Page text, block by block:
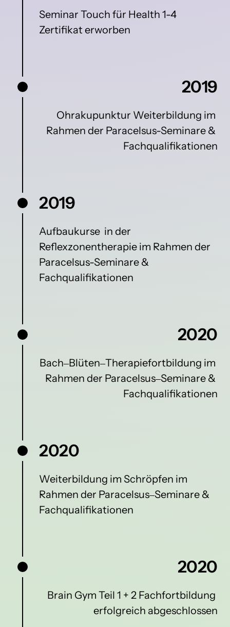
Seminar Touch für Health 1-4
Zertifikat erworben
2019
Ohrakupunktur Weiterbildung im
Rahmen der Paracelsus-Seminare &
Fachqualifikationen
2019
Aufbaukurse  in der
Reflexzonentherapie im Rahmen der
Paracelsus-Seminare &
Fachqualifikationen
2020
Bach‒Blüten‒Therapiefortbildung
Rahmen der Paracelsus‒Seminare
Fachqualifikationen
2020
Weiterbildung im Schröpfen
Rahmen der Paracelsus‒Seminare
Fachqualifikationen
2020
Brain Gym Teil 1 + 2 Fachfortbildung
erfolgreich abgeschlossen